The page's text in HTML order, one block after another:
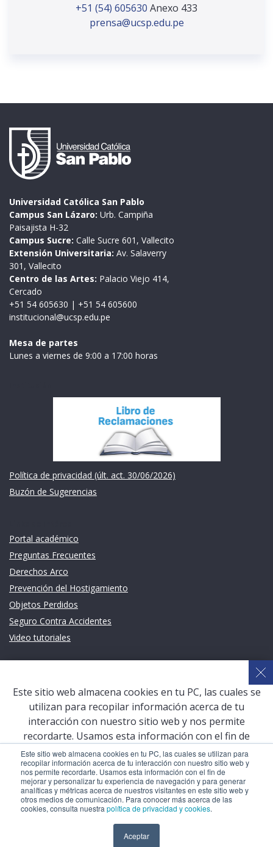
Este sitio web almacena cookies en tu PC, las cuales se utilizan para
recopilar información acerca de tu interacción con nuestro sitio web y
nos permite recordarte. Usamos esta información con el fin de
mejorar y personalizar tu experiencia de navegación y para generar
analíticas y métricas acerca de nuestros visitantes en este sitio web y
otros medios de comunicación. Para conocer más acerca de las
cookies, consulta nuestra política de privacidad y cookies.
Aceptar
+51 (54) 605630 Anexo 433
prensa@ucsp.edu.pe
Universidad Católica San Pablo
Campus San Lázaro: Urb. Campiña
Paisajista H-32
Campus Sucre: Calle Sucre 601, Vallecito
Extensión Universitaria: Av. Salaverry
301, Vallecito
Centro de las Artes: Palacio Viejo 414,
Cercado
+51 54 605630 | +51 54 605600
institucional@ucsp.edu.pe
Mesa de partes
Lunes a viernes de 9:00 a 17:00 horas
Política de privacidad (últ. act. 30/06/2026)
Buzón de Sugerencias
Portal académico
Preguntas Frecuentes
Derechos Arco
Prevención del Hostigamiento
Objetos Perdidos
Seguro Contra Accidentes
Video tutoriales
Sistema de Gestión Académica (SGA)
Defensoría Universitaria
Terceros vinculados
San Pablo Mail
Aula Virtual Pregrado
Aula Virtual Postgrado
COPYRIGHT © 2026 Universidad Católica San Pablo – RUC:
Este sitio web almacena cookies en tu PC, las cuales se
utilizan para recopilar información acerca de tu
interacción con nuestro sitio web y nos permite
recordarte. Usamos esta información con el fin de
mejorar y personalizar tu experiencia de navegación y
para generar analíticas y métricas acerca de nuestros
visitantes en este sitio web y otros medios de
comunicación. Para conocer más acerca de las cookies,
consulta nuestrapolítica de privacidad y cookies
Aceptar